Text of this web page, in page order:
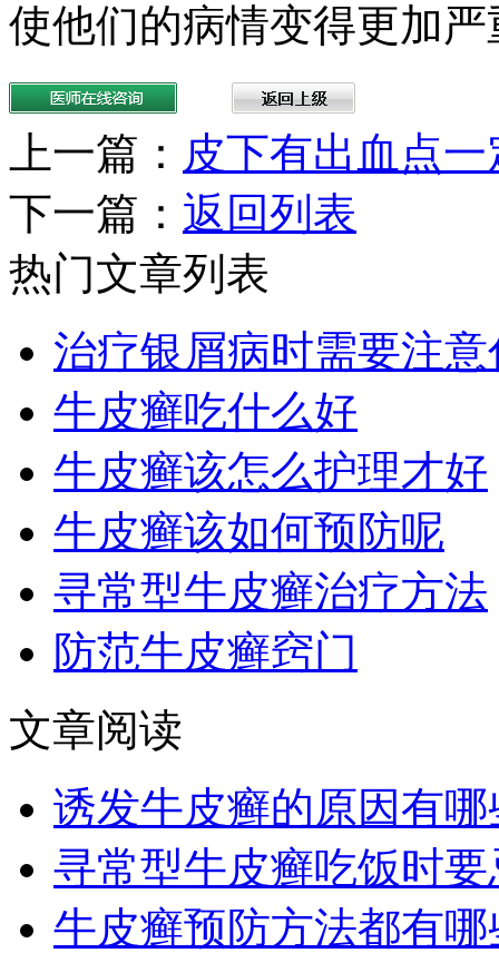
使他们的病情变得更加
上一篇： 皮下有出血点
下一篇： 返回列表
热门文章列表
治疗银屑病时需要注意
牛皮癣吃什么好
牛皮癣该怎么护理才好
牛皮癣该如何预防呢
寻常型牛皮癣治疗方法
防范牛皮癣窍门
文章阅读
诱发牛皮癣的原因有哪
寻常型牛皮癣吃饭时
牛皮癣预防方法都有哪